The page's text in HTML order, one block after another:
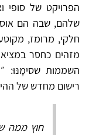
הפרויקט של סופי
שלהם, שבה הם
חלקי, מרומז,
מזהים כחסר
השממות שסימָנּוּ:
רישום מחדש של
חוץ ממה